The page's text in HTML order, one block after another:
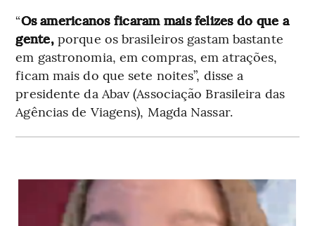
“Os americanos ficaram mais felizes do que a
gente,porque os brasileiros gastam bastante
em gastronomia, em compras, em atrações,
ficam mais do que sete noites”, disse a
presidente da Abav (Associação Brasileira das
Agências de Viagens), Magda Nassar.